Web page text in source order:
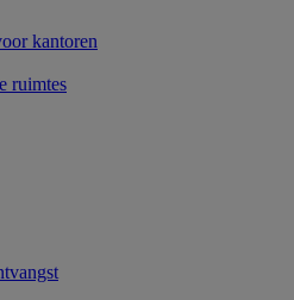
kantoren
ruimtes